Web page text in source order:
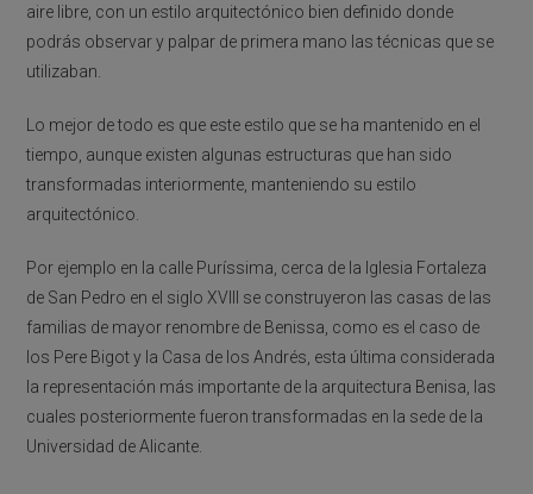
aire libre, con un estilo arquitectónico bien definido donde
podrás observar y palpar de primera mano las técnicas que se
utilizaban.
Lo mejor de todo es que este estilo que se ha mantenido en el
tiempo, aunque existen algunas estructuras que han sido
transformadas interiormente, manteniendo su estilo
arquitectónico.
Por ejemplo en la calle Puríssima, cerca de la Iglesia Fortaleza
de San Pedro en el siglo XVIII se construyeron las casas de las
familias de mayor renombre de Benissa, como es el caso de
los Pere Bigot y la Casa de los Andrés, esta última considerada
la representación más importante de la arquitectura Benisa, las
cuales posteriormente fueron transformadas en la sede de la
Universidad de Alicante.